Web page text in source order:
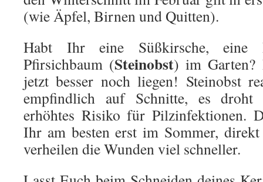
(wie Äpfel, Birnen und Quitten).
Habt Ihr eine Süßkirsche, eine
Pfirsichbaum (Steinobst) im Garten?
jetzt besser noch liegen! Steinobst
empfindlich auf Schnitte, es droht
erhöhtes Risiko für Pilzinfektionen.
Ihr am besten erst im Sommer,
verheilen die Wunden viel schneller.